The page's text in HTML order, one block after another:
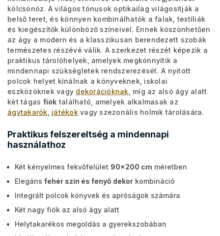
kölcsönöz. A világos tónusok optikailag világosítják a
belső teret, és könnyen kombinálhatók a falak, textíliák
és kiegészítők különböző színeivel. Ennek köszönhetően
az ágy a modern és a klasszikusan berendezett szobák
természetes részévé válik. A szerkezet részét képezik a
praktikus tárolóhelyek, amelyek megkönnyítik a
mindennapi szükségletek rendszerezését. A nyitott
polcok helyet kínálnak a könyveknek, iskolai
eszközöknek vagy dekorációknak , míg az alsó ágy alatt
két tágas fiók található, amelyek alkalmasak az
ágytakarók játékokvagy szezonális holmik tárolására.
Praktikus felszereltség a mindennapi
használathoz
Két kényelmes fekvőfelület 90x200 cm méretben
Elegáns fehér szín és fenyő dekor kombináció
Integrált polcok könyvek és apróságok számára
Két nagy fiók az alsó ágy alatt
Helytakarékos megoldás a gyerekszobában